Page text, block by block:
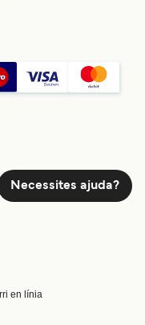
Necessites ajuda?
en línia